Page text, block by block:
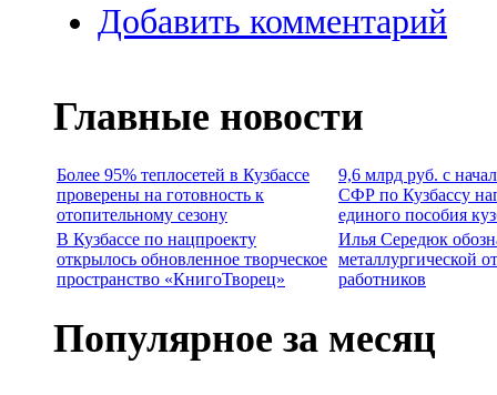
Добавить комментарий
Главные новости
Более 95% теплосетей в Кузбассе
проверены на готовность к
отопительному сезону
9,6 млрд руб. с
СФР по Кузбассу
единого пособия
В Кузбассе по нацпроекту
открылось обновленное творческое
пространство «КнигоТворец»
Илья Середюк
металлургической
работников
Популярное за месяц